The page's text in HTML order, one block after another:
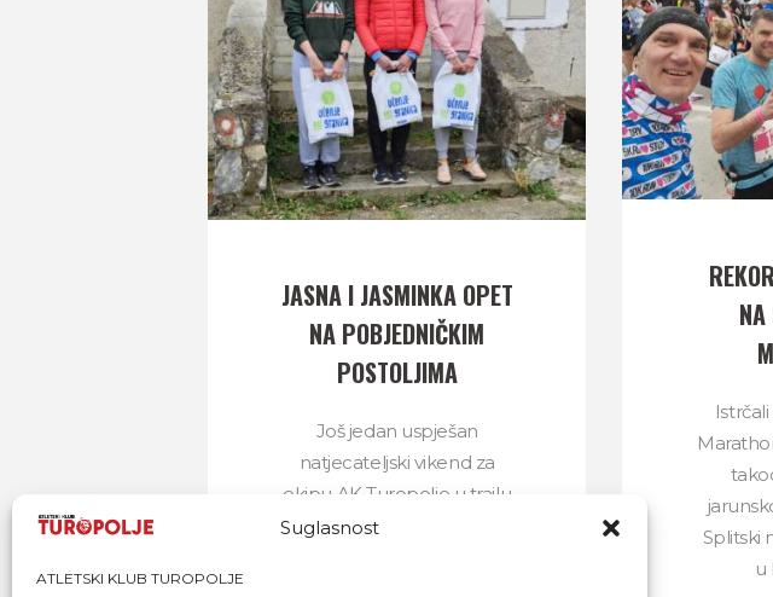
Suglasnost
ATLETSKI KLUB TUROPOLJE
JASNA I JASMINKA OPET
NA POBJEDNIČKIM
POSTOLJIMA
Još jedan uspješan
natjecateljski vikend za
ekipu AK Turopolje u trailu
i cestovnim utrkama, na
Splitski
u